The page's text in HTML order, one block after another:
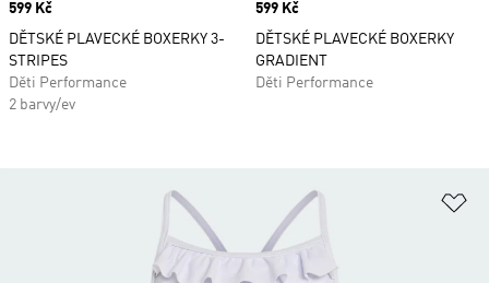
Price
599 Kč
DĚTSKÉ PLAVECKÉ BOXERKY 3-
STRIPES
Děti Performance
2 barvy/ev
Price
599 Kč
DĚTSKÉ PLAVECKÉ BOXERKY
GRADIENT
Děti Performance